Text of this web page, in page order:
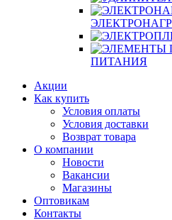
ПИТАНИЯ
Акции
Как купить
Условия оплаты
Условия доставки
Возврат товара
О компании
Новости
Вакансии
Магазины
Оптовикам
Контакты